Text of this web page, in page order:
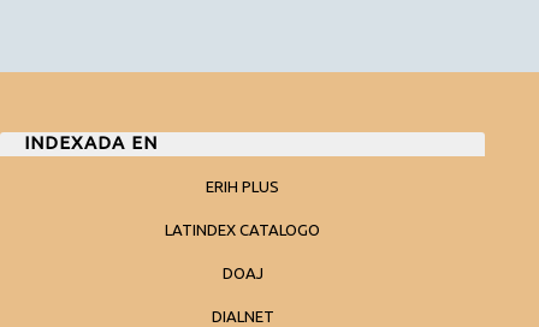
INDEXADA EN
ERIH PLUS
LATINDEX CATALOGO
DOAJ
DIALNET